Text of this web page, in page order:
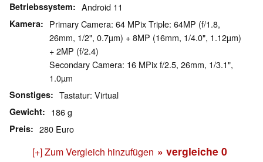
Betriebssystem Android 11
Kamera
Primary Camera: 64 MPix Triple: 64MP (f/1.8,
26mm, 1/2", 0.7µm) + 8MP (16mm, 1/4.0", 1.12µm)
+ 2MP (f/2.4)
Secondary Camera: 16 MPix f/2.5, 26mm, 1/3.1",
1.0µm
Sonstiges Tastatur: Virtual
Gewicht 186 g
Preis 280 Euro
[+] Zum Vergleich hinzufügen » vergleiche 0